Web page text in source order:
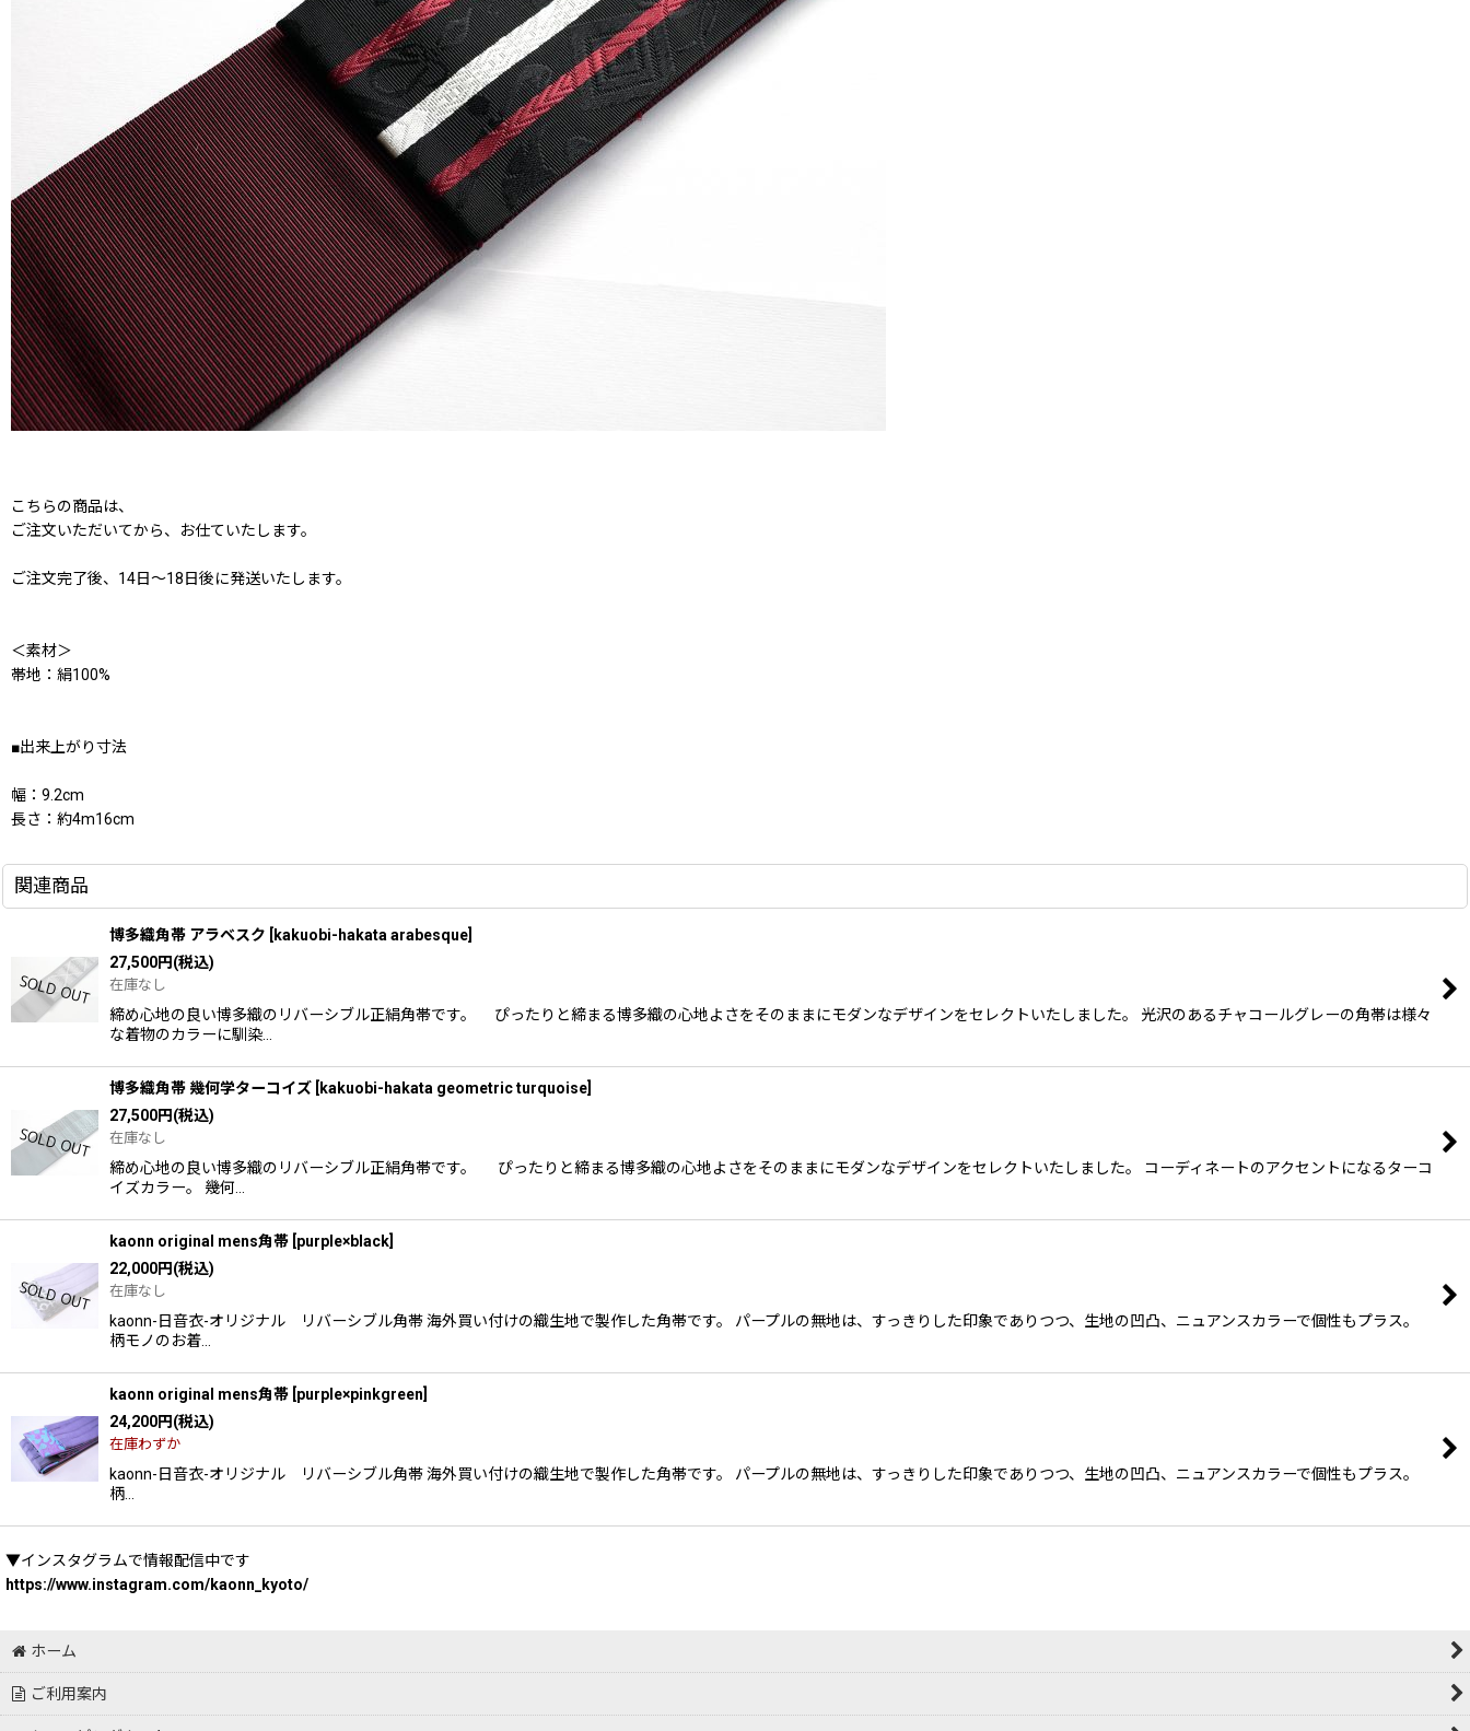
こちらの商品は、
ご注文いただいてから、お仕ていたします。
ご注文完了後、14日〜18日後に発送いたします。
＜素材＞
帯地：絹100%
■出来上がり寸法
幅：9.2cm
長さ：約4m16cm
関連商品
博多織角帯 アラベスク kakuobi-hakata arabesque
27,500円(税込)
在庫なし
締め心地の良い博多織のリバーシブル正絹角帯です。 ぴったりと締まる博多織の心地よさをそのままにモダンなデザインをセレクトいたしました。 光沢のあるチャコールグレーの角帯は様々
な着物のカラーに馴染…
博多織角帯 幾何学ターコイズ kakuobi-hakata geometric turquoise
27,500円(税込)
在庫なし
締め心地の良い博多織のリバーシブル正絹角帯です。 ぴったりと締まる博多織の心地よさをそのままにモダンなデザインをセレクトいたしました。 コーディネートのアクセントになるターコ
イズカラー。 幾何…
kaonn original mens角帯 purple×black
22,000円(税込)
在庫なし
kaonn-日音衣-オリジナル リバーシブル角帯 海外買い付けの織生地で製作した角帯です。 パープルの無地は、すっきりした印象でありつつ、生地の凹凸、ニュアンスカラーで個性もプラス。
柄モノのお着…
kaonn original mens角帯 purple×pinkgreen
24,200円(税込)
在庫わずか
kaonn-日音衣-オリジナル リバーシブル角帯 海外買い付けの織生地で製作した角帯です。 パープルの無地は、すっきりした印象でありつつ、生地の凹凸、ニュアンスカラーで個性もプラス。
柄…
▼インスタグラムで情報配信中です
https://www.instagram.com/kaonn_kyoto/
ホーム
ご利用案内